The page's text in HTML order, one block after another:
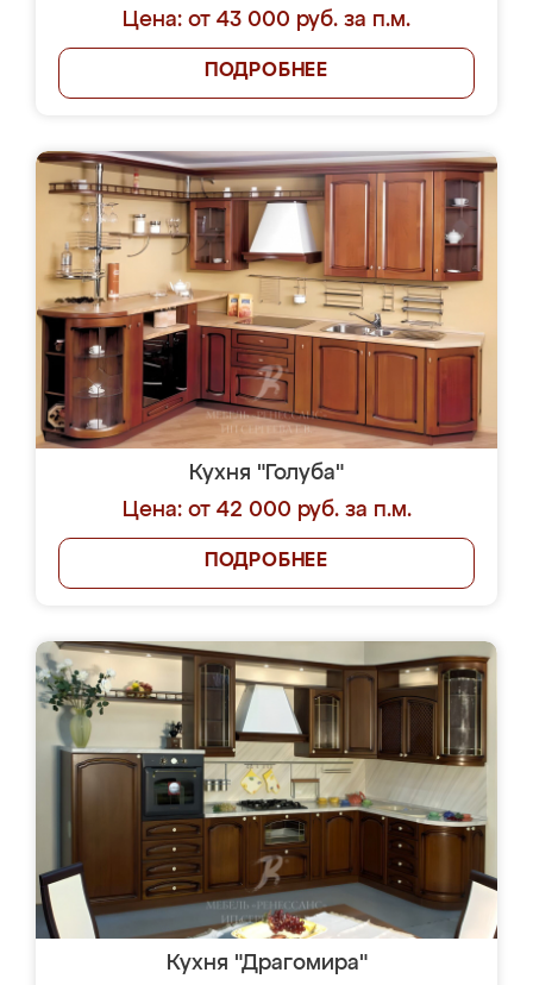
Цена: от 43 000 руб. за п.м.
ПОДРОБНЕЕ
Кухня "Голуба"
Цена: от 42 000 руб. за п.м.
ПОДРОБНЕЕ
Кухня "Драгомира"